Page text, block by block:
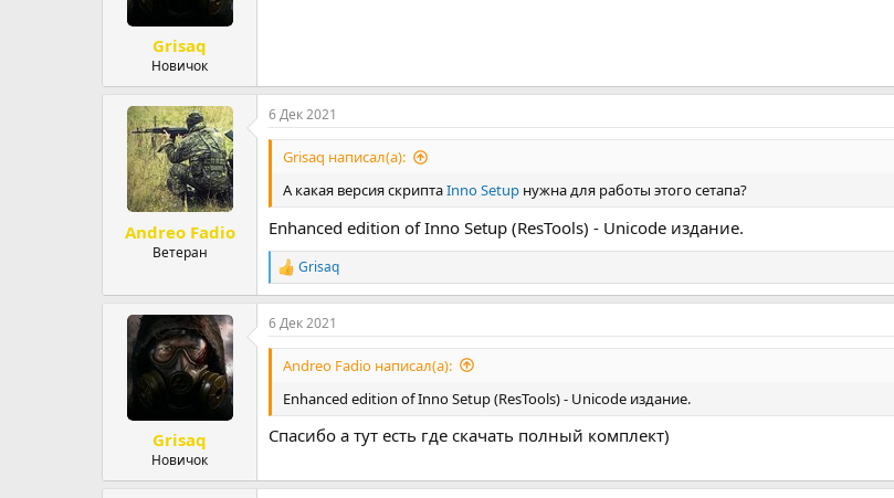
Grisaq
Новичок
Andreo Fadio
Ветеран
6 Дек 2021
Grisaq написал(а):
А какая версия скриптаInno Setup нужна для работы этого сетапа?
Enhanced edition of Inno Setup (ResTools) - Unicode издание.
Р
е
а
к
ц
и
Grisaq
Grisaq
Новичок
6 Дек 2021
Andreo Fadio написал(а):
Enhanced edition of Inno Setup (ResTools) - Unicode издание.
Спасибо а тут есть где скачать полный комплект)